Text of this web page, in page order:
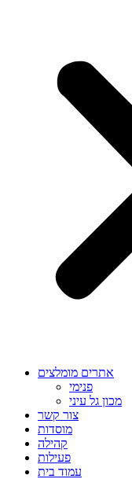
אתרים מומלצים
פנימי
מכון גל עיני
צור קשר
מוסדות
קהילה
פעילות
עמוד בית